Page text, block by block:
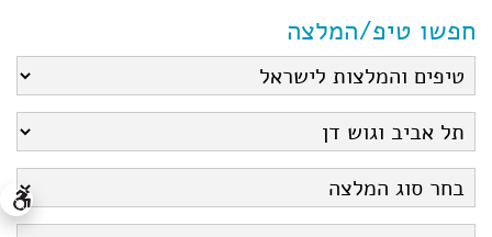
חפשו טיפ/המלצה